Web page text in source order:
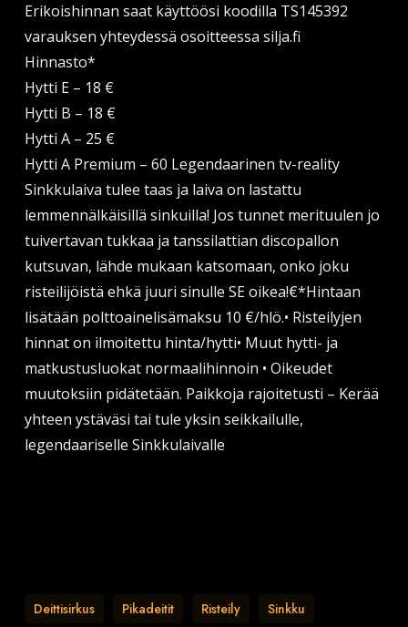
Erikoishinnan saat käyttöösi koodilla TS145392
varauksen yhteydessä osoitteessa silja.fi
Hinnasto*
Hytti E – 18 €
Hytti B – 18 €
Hytti A – 25 €
Hytti A Premium – 60 Legendaarinen tv-reality
Sinkkulaiva tulee taas ja laiva on lastattu
lemmennälkäisillä sinkuilla! Jos tunnet merituulen jo
tuivertavan tukkaa ja tanssilattian discopallon
kutsuvan, lähde mukaan katsomaan, onko joku
risteilijöistä ehkä juuri sinulle SE oikea!€*Hintaan
lisätään polttoainelisämaksu 10 €/hlö.• Risteilyjen
hinnat on ilmoitettu hinta/hytti• Muut hytti- ja
matkustusluokat normaalihinnoin • Oikeudet
muutoksiin pidätetään. Paikkoja rajoitetusti – Kerää
yhteen ystäväsi tai tule yksin seikkailulle,
legendaariselle Sinkkulaivalle
Deittisirkus Pikadeitit Risteily Sinkku